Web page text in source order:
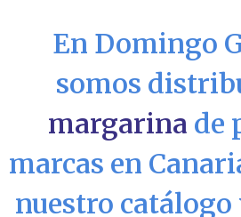
En Domingo
somos
margarina de
marcas en
nuestro catálogo